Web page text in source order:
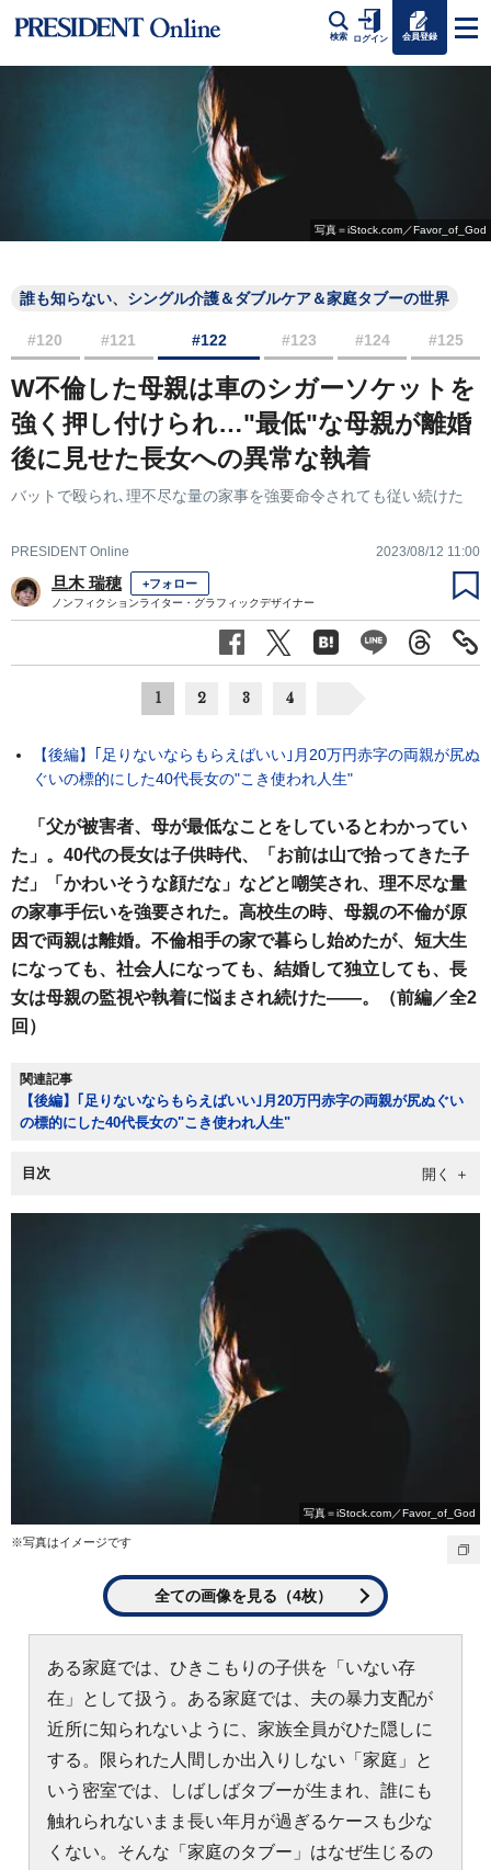
検索 ログイン 会員登録
写真＝iStock.com／Favor_of_God
誰も知らない、シングル介護＆ダブルケア＆家庭タブーの世界
#120 #121 #122 #123 #124 #125
W不倫した母親は車のシガーソケットを
強く押し付けられ…"最低"な母親が離婚
後に見せた長女への異常な執着
バットで殴られ､理不尽な量の家事を強要命令されても従い続けた
PRESIDENT Online 2023/08/12 11:00
旦木 瑞穂 +フォロー
ノンフィクションライター・グラフィックデザイナー
1 2 3 4
【後編】｢足りないならもらえばいい｣月20万円赤字の両親が尻ぬ
ぐいの標的にした40代長女の"こき使われ人生"
「父が被害者、母が最低なことをしているとわかってい
た」。40代の長女は子供時代、「お前は山で拾ってきた子
だ」「かわいそうな顔だな」などと嘲笑され、理不尽な量
の家事手伝いを強要された。高校生の時、母親の不倫が原
因で両親は離婚。不倫相手の家で暮らし始めたが、短大生
になっても、社会人になっても、結婚して独立しても、長
女は母親の監視や執着に悩まされ続けた――。（前編／全2
回）
関連記事
【後編】｢足りないならもらえばいい｣月20万円赤字の両親が尻ぬぐい
の標的にした40代長女の"こき使われ人生"
目次
写真＝iStock.com／Favor_of_God
※写真はイメージです
全ての画像を見る（4枚）
ある家庭では、ひきこもりの子供を「いない存
在」として扱う。ある家庭では、夫の暴力支配が
近所に知られないように、家族全員がひた隠しに
する。限られた人間しか出入りしない「家庭」と
いう密室では、しばしばタブーが生まれ、誰にも
触れられないまま長い年月が過ぎるケースも少な
くない。そんな「家庭のタブー」はなぜ生じるの